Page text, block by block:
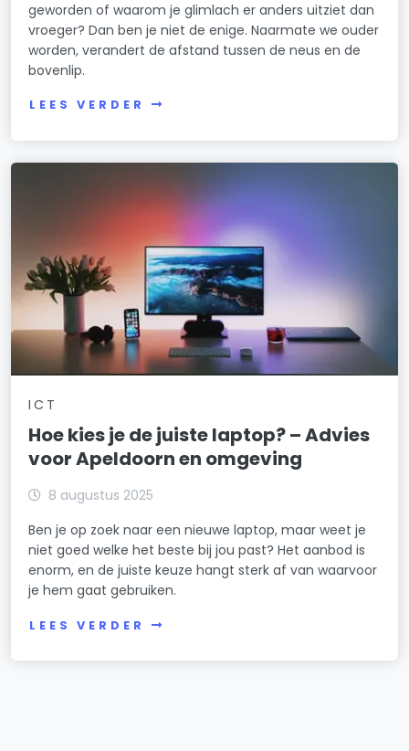
geworden of waarom je glimlach er anders uitziet dan
vroeger? Dan ben je niet de enige. Naarmate we ouder
worden, verandert de afstand tussen de neus en de
bovenlip.
LEES VERDER
ICT
Hoe kies je de juiste laptop? – Advies
voor Apeldoorn en omgeving
8 augustus 2025
Ben je op zoek naar een nieuwe laptop, maar weet je
niet goed welke het beste bij jou past? Het aanbod is
enorm, en de juiste keuze hangt sterk af van waarvoor
je hem gaat gebruiken.
LEES VERDER